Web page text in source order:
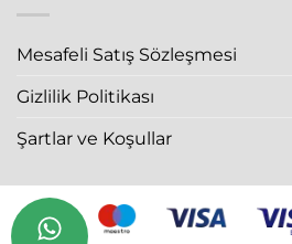
Mesafeli Satış Sözleşmesi
Gizlilik Politikası
Şartlar ve Koşullar